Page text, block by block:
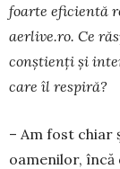
foarte eficientă
aerlive.ro. Ce
conștienți și
care îl respiră?
– Am fost chiar
oamenilor,